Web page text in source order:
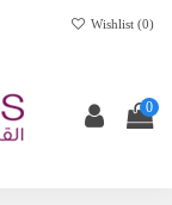
Wishlist (0)
0